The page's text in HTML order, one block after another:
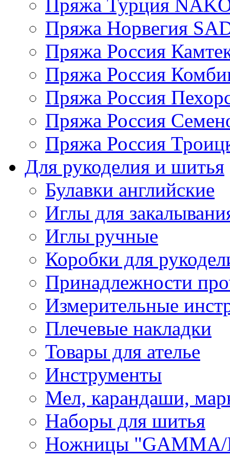
Пряжа Турция
Пряжа Норвегия
Пряжа Россия
Пряжа Россия
Пряжа Россия
Пряжа Россия
Пряжа Россия
Для рукоделия и шитья
Булавки английские
Иглы для
Иглы ручные
Коробки для
Принадлежности
Измерительные
Плечевые накладки
Товары для ателье
Инструменты
Мел, карандаши,
Наборы для шитья
Ножницы "GAMMA/